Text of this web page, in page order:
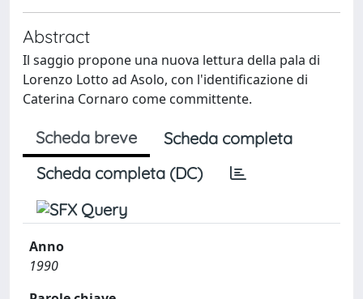
Abstract
Il saggio propone una nuova lettura della pala di
Lorenzo Lotto ad Asolo, con l'identificazione di
Caterina Cornaro come committente.
Scheda breve
Scheda completa
Scheda completa (DC)
Anno
1990